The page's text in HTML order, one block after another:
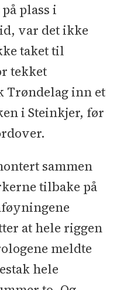
og de
et irrgrønt
dødt område
produkt. Helt
vokser frem
og
40-
plass i
var det ikke
taket til
tekket
Trøndelag inn et
i Steinkjer, før
sammen
tilbake på
at hele riggen
meldte
hele